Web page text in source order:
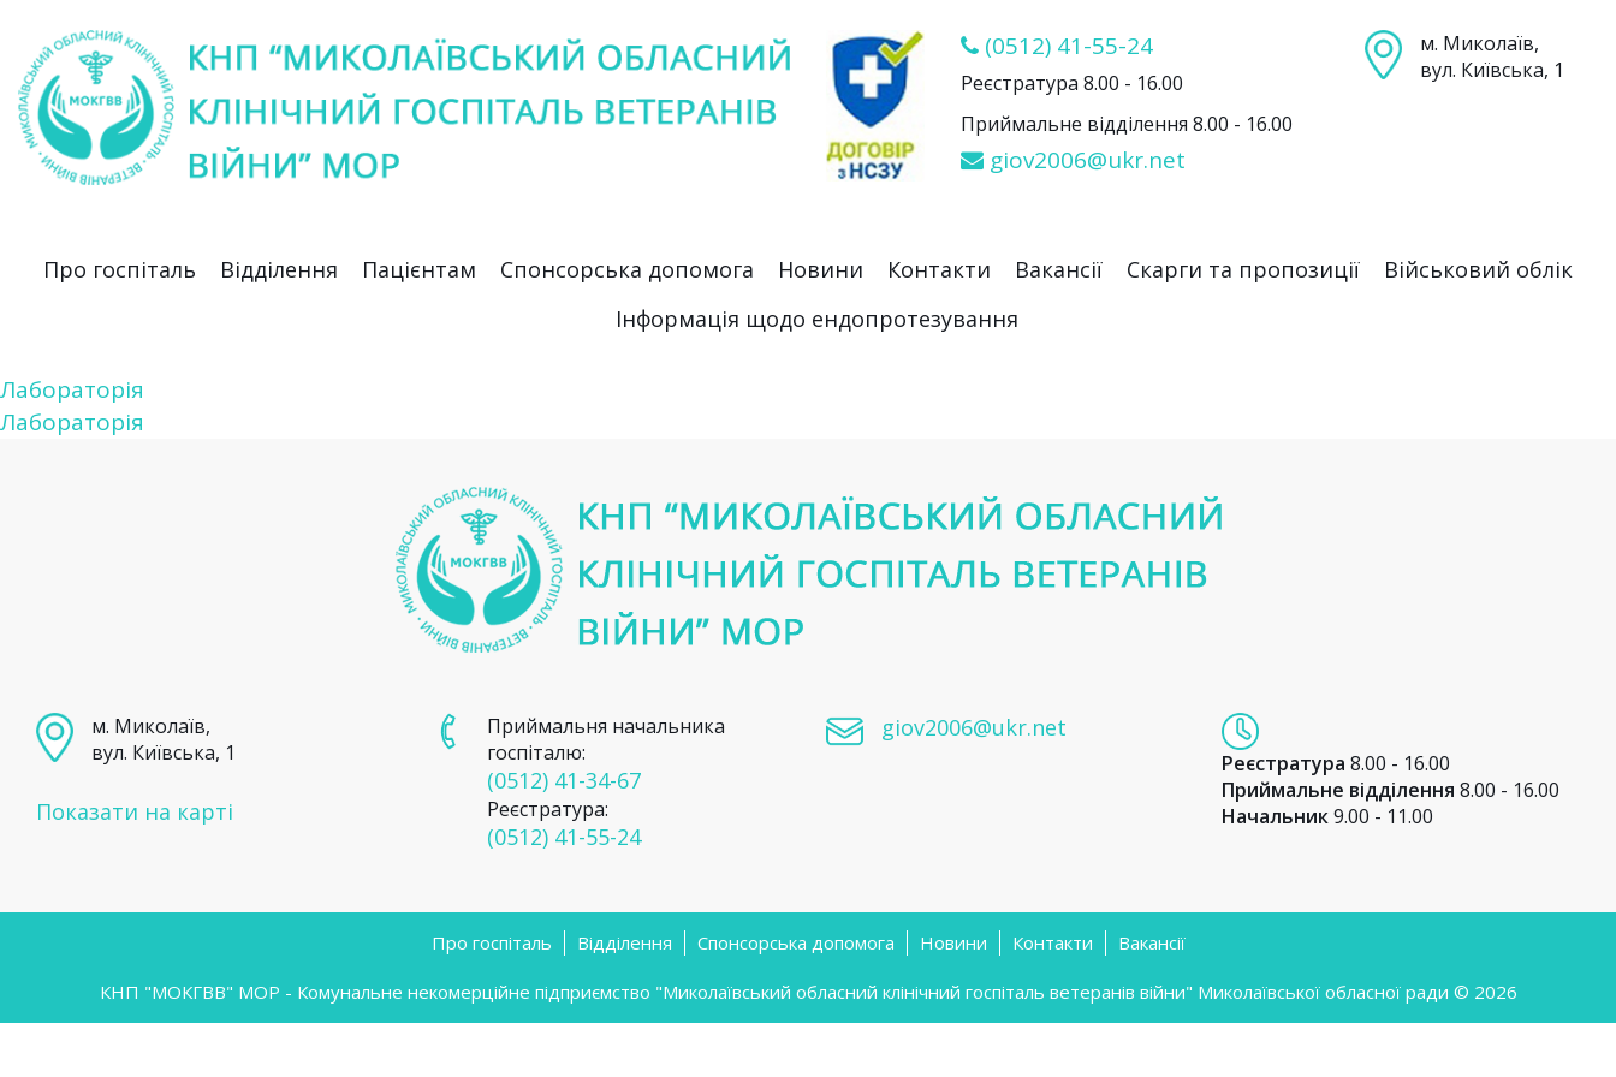
(0512) 41-55-24
Реєстратура 8.00 - 16.00
Приймальне відділення 8.00 - 16.00
giov2006@ukr.net
м. Миколаїв,
вул. Київська, 1
Про госпіталь Відділення Пацієнтам Спонсорська допомога Новини Контакти Вакансії Скарги та пропозиції
Військовий облік
Інформація щодо ендопротезування
Навігація
Лабораторія
Лабораторія
м. Миколаїв,
вул. Київська, 1
Показати на карті
Приймальня начальника
госпіталю:
(0512) 41-34-67
Реєстратура:
(0512) 41-55-24
giov2006@ukr.net
Реєстратура 8.00 - 16.00
Приймальне відділення 8.00 - 16.00
Начальник9.00 - 11.00
Про госпіталь Відділення Спонсорська допомога Новини Контакти Вакансії
КНП "МОКГВВ" МОР - Комунальне некомерційне підприємство "Миколаївський обласний клінічний госпіталь ветеранів війни" Миколаївської обласної ради © 2026